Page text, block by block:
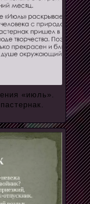
«июль».